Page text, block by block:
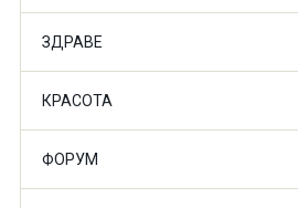
ЗДРАВЕ
КРАСОТА
ФОРУМ